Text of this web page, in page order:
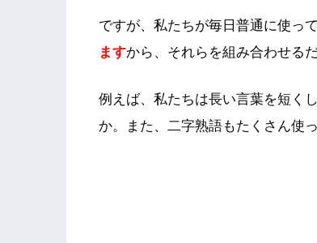
ですが、私たちが毎日普通に使っ
ますから、それらを組み合わせる
例えば、私たちは長い言葉を短く
か。また、二字熟語もたくさん使